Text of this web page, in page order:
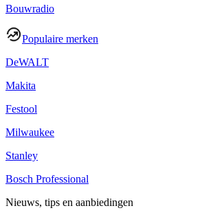
Bouwradio
Populaire merken
DeWALT
Makita
Festool
Milwaukee
Stanley
Bosch Professional
Nieuws, tips en aanbiedingen